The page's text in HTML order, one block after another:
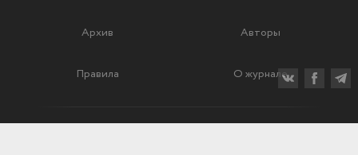
Архив Авторы
Правила О журнале